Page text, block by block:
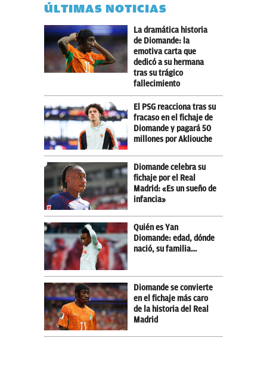
ÚLTIMAS NOTICIAS
La dramática historia
de Diomande: la
emotiva carta que
dedicó a su hermana
tras su trágico
fallecimiento
El PSG reacciona tras su
fracaso en el fichaje de
Diomande y pagará 50
millones por Akliouche
Diomande celebra su
fichaje por el Real
Madrid: «Es un sueño de
infancia»
Quién es Yan
Diomande: edad, dónde
nació, su familia…
Diomande se convierte
en el fichaje más caro
de la historia del Real
Madrid